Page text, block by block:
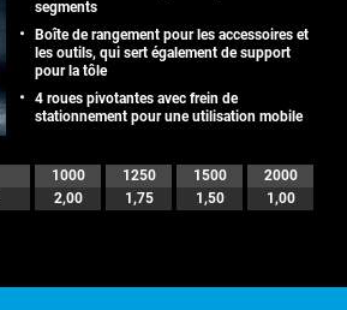
segments
Boîte de rangement pour les accessoires et
les outils, qui sert également de support
pour la tôle
4 roues pivotantes avec frein de
stationnement pour une utilisation mobile
1000 1250 1500
2000
2,00 1,75 1,50 1,00